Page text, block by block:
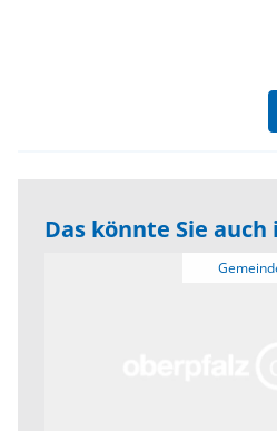
Das könnte Sie